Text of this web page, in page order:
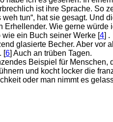
ist ihre Sprache. So
weh tun“, hat sie gesagt. Und
Erhellender. Wie gerne würde
ein Buch seiner Werke [4] .
glasierte Becher. Aber vor
[6] Auch an trüben Tagen.
Beispiel für
und kocht locker die
oder man nimmt es